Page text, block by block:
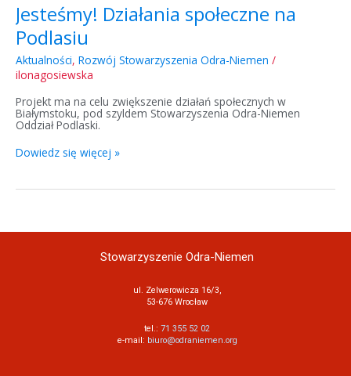
Jesteśmy! Działania społeczne na
Podlasiu
Aktualności, Rozwój Stowarzyszenia Odra-Niemen /
ilonagosiewska
Projekt ma na celu zwiększenie działań społecznych w
Białymstoku, pod szyldem Stowarzyszenia Odra-Niemen
Oddział Podlaski.
Dowiedz się więcej »
Stowarzyszenie Odra-Niemen
ul. Zelwerowicza 16/3,
53-676 Wrocław
tel.: 71 355 52 02
e-mail: biuro@odraniemen.org